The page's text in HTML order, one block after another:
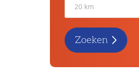
Zoeken